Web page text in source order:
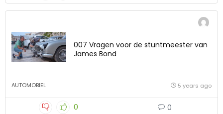
007 Vragen voor de stuntmeester van
James Bond
AUTOMOBIEL 5 years ago
0 0